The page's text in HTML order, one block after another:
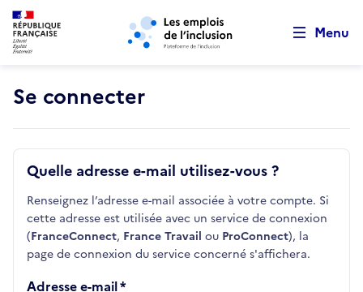
Aller au menu principal Aller au contenu principal
Menu
Se connecter
Quelle adresse e-mail utilisez-vous ?
Renseignez l’adresse e-mail associée à votre compte. Si
cette adresse est utilisée avec un service de connexion
(FranceConnect, France Travail ou ProConnect), la
page de connexion du service concerné s'affichera.
Adresse e-mail
Retour au début de la page
Panneau de gestion des cookies